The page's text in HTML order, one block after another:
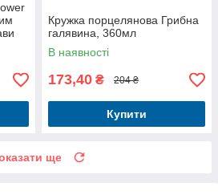
Кружка порцелянова Грибна
галявина, 360мл
В наявності
173,40 ₴ 204 ₴
Купити
ще